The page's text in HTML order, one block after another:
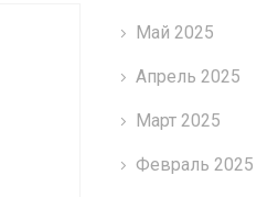
Май 2025
Апрель 2025
Март 2025
Февраль 2025